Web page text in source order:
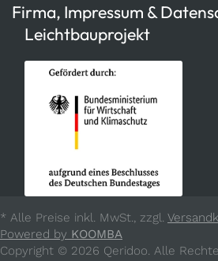
Firma, Impressum &
Leichtbauprojekt
* Alle Preise inkl. MwSt., zzgl.
Powered by KOOMBA
Copyright © 2026 Qeridoo. Alle